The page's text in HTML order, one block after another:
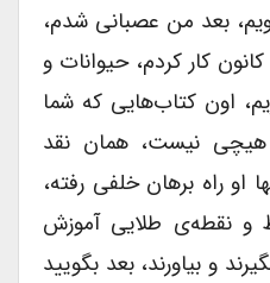
بعد من عصبانی شدم،
کار کردم، حیوانات و
اون کتاب‌هایی که شما
نیست، همان نقد
راه برهان خلفی رفته‌،
نقطه‌ی طلایی آموزش
و بیاورند، بعد بگویید